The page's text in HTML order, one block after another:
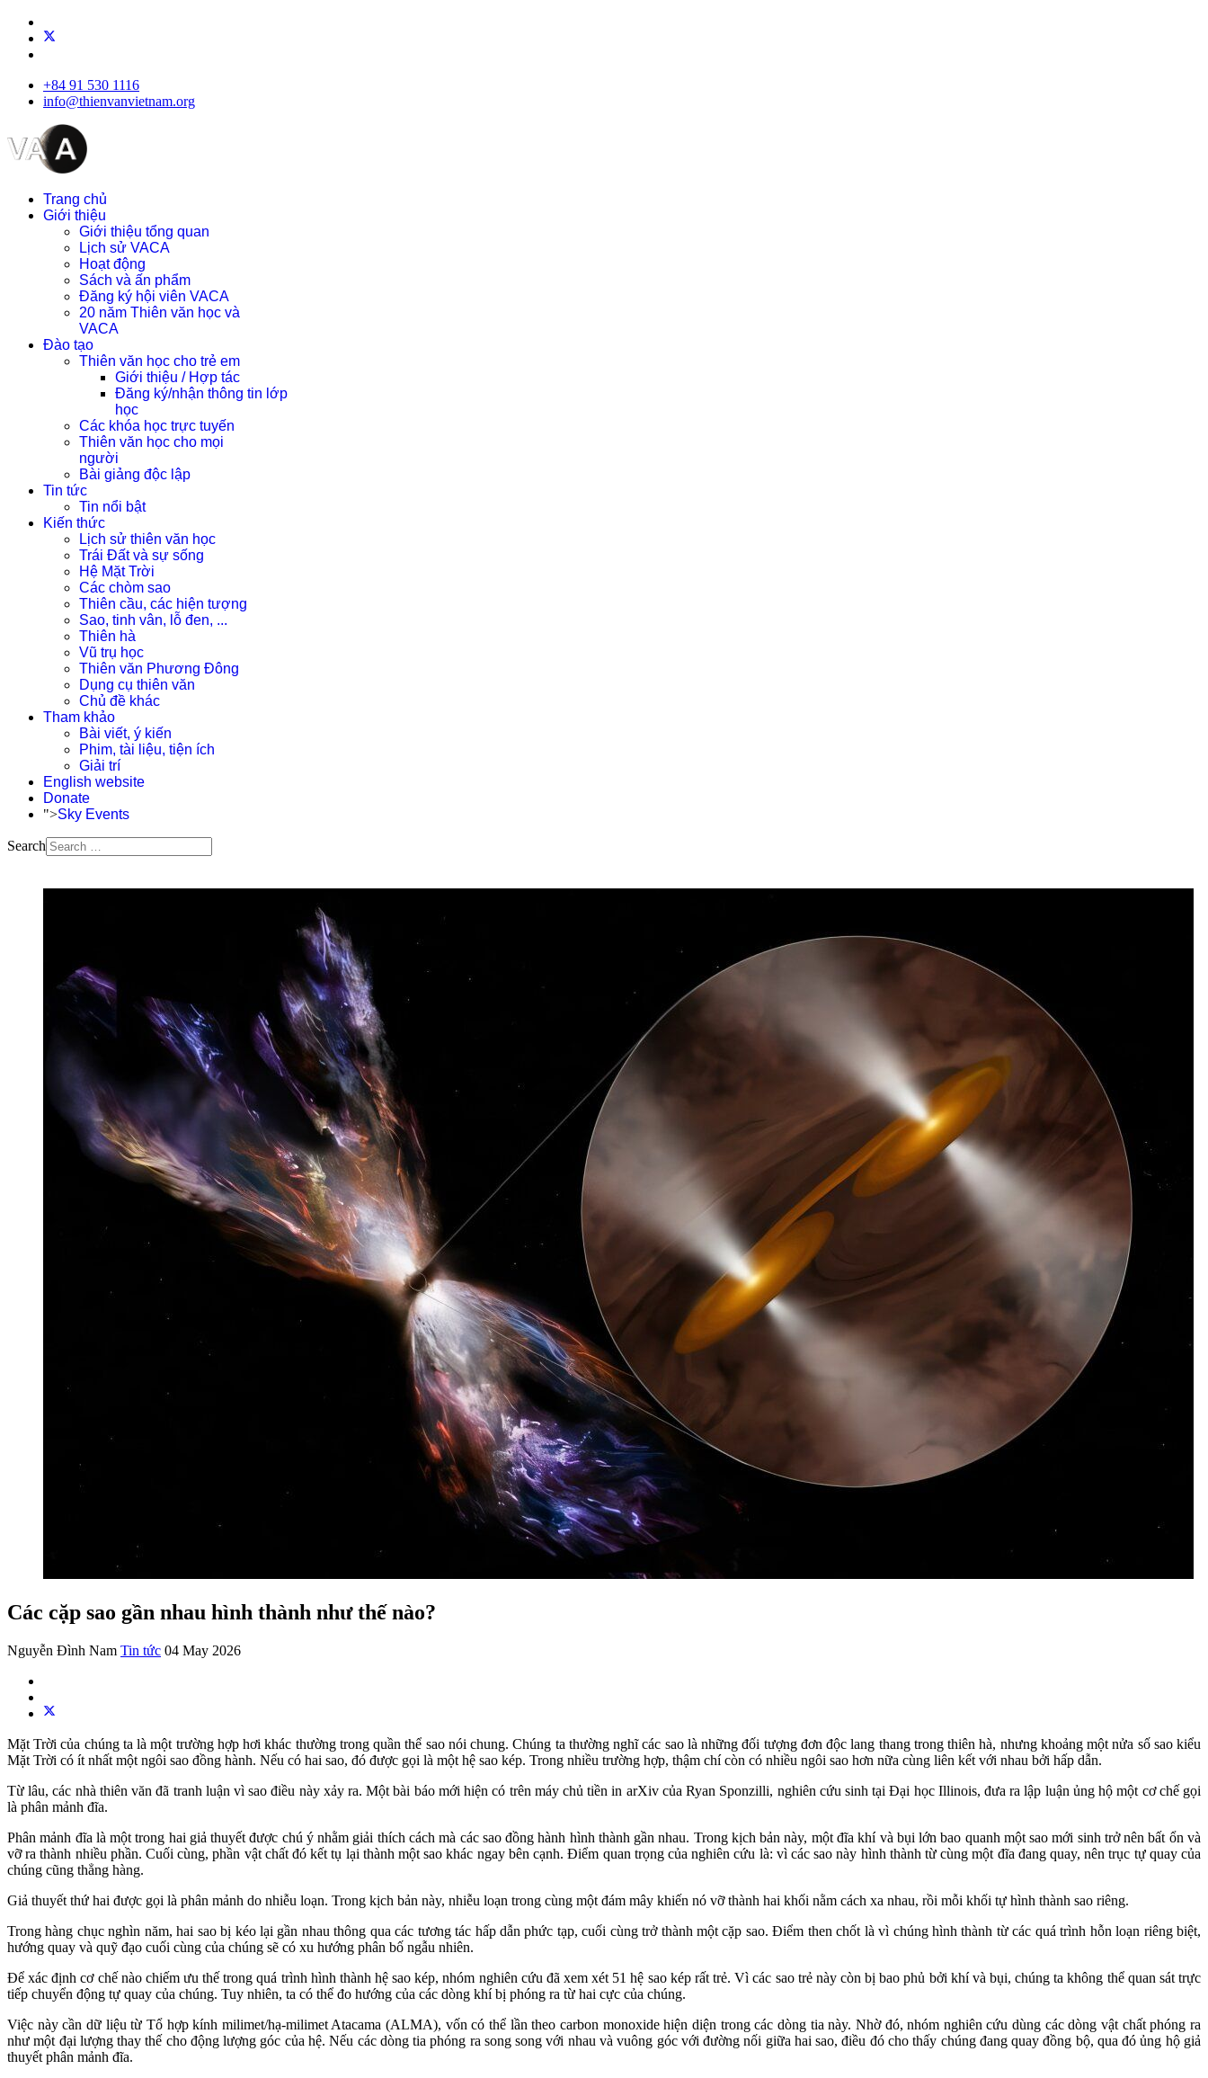
+84 91 530 1116
info@thienvanvietnam.org
Trang chủ
Giới thiệu
Giới thiệu tổng quan
Lịch sử VACA
Hoạt động
Sách và ấn phẩm
Đăng ký hội viên VACA
20 năm Thiên văn học và
VACA
Đào tạo
Thiên văn học cho trẻ em
Giới thiệu / Hợp tác
Đăng ký/nhận thông tin lớp
học
Các khóa học trực tuyến
Thiên văn học cho mọi
người
Bài giảng độc lập
Tin tức
Tin nổi bật
Kiến thức
Lịch sử thiên văn học
Trái Đất và sự sống
Hệ Mặt Trời
Các chòm sao
Thiên cầu, các hiện tượng
Sao, tinh vân, lỗ đen, ...
Thiên hà
Vũ trụ học
Thiên văn Phương Đông
Dụng cụ thiên văn
Chủ đề khác
Tham khảo
Bài viết, ý kiến
Phim, tài liệu, tiện ích
Giải trí
English website
Donate
">Sky Events
Search
Các cặp sao gần nhau hình thành như thế nào?
Nguyễn Đình Nam Tin tức 04 May 2026
Mặt Trời của chúng ta là một trường hợp hơi khác thường trong quần thể sao nói chung. Chúng ta thường nghĩ các sao là những đối tượng đơn độc lang thang trong thiên hà, nhưng khoảng một nửa số sao kiểu
Mặt Trời có ít nhất một ngôi sao đồng hành. Nếu có hai sao, đó được gọi là một hệ sao kép. Trong nhiều trường hợp, thậm chí còn có nhiều ngôi sao hơn nữa cùng liên kết với nhau bởi hấp dẫn.
Từ lâu, các nhà thiên văn đã tranh luận vì sao điều này xảy ra. Một bài báo mới hiện có trên máy chủ tiền in arXiv của Ryan Sponzilli, nghiên cứu sinh tại Đại học Illinois, đưa ra lập luận ủng hộ một cơ chế gọi
là phân mảnh đĩa.
Phân mảnh đĩa là một trong hai giả thuyết được chú ý nhằm giải thích cách mà các sao đồng hành hình thành gần nhau. Trong kịch bản này, một đĩa khí và bụi lớn bao quanh một sao mới sinh trở nên bất ổn và
vỡ ra thành nhiều phần. Cuối cùng, phần vật chất đó kết tụ lại thành một sao khác ngay bên cạnh. Điểm quan trọng của nghiên cứu là: vì các sao này hình thành từ cùng một đĩa đang quay, nên trục tự quay của
chúng cũng thẳng hàng.
Giả thuyết thứ hai được gọi là phân mảnh do nhiễu loạn. Trong kịch bản này, nhiễu loạn trong cùng một đám mây khiến nó vỡ thành hai khối nằm cách xa nhau, rồi mỗi khối tự hình thành sao riêng.
Trong hàng chục nghìn năm, hai sao bị kéo lại gần nhau thông qua các tương tác hấp dẫn phức tạp, cuối cùng trở thành một cặp sao. Điểm then chốt là vì chúng hình thành từ các quá trình hỗn loạn riêng biệt,
hướng quay và quỹ đạo cuối cùng của chúng sẽ có xu hướng phân bố ngẫu nhiên.
Để xác định cơ chế nào chiếm ưu thế trong quá trình hình thành hệ sao kép, nhóm nghiên cứu đã xem xét 51 hệ sao kép rất trẻ. Vì các sao trẻ này còn bị bao phủ bởi khí và bụi, chúng ta không thể quan sát trực
tiếp chuyển động tự quay của chúng. Tuy nhiên, ta có thể đo hướng của các dòng khí bị phóng ra từ hai cực của chúng.
Việc này cần dữ liệu từ Tổ hợp kính milimet/hạ-milimet Atacama (ALMA), vốn có thể lần theo carbon monoxide hiện diện trong các dòng tia này. Nhờ đó, nhóm nghiên cứu dùng các dòng vật chất phóng ra
như một đại lượng thay thế cho động lượng góc của hệ. Nếu các dòng tia phóng ra song song với nhau và vuông góc với đường nối giữa hai sao, điều đó cho thấy chúng đang quay đồng bộ, qua đó ủng hộ giả
thuyết phân mảnh đĩa.